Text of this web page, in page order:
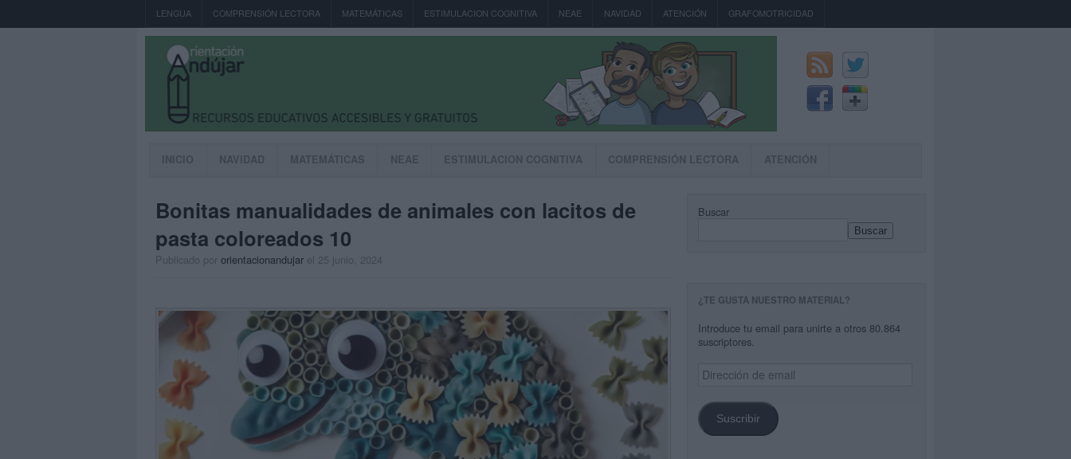
LENGUA COMPRENSIÓN LECTORA MATEMÁTICAS ESTIMULACION COGNITIVA NEAE NAVIDAD ATENCIÓN GRAFOMOTRICIDAD
INICIO NAVIDAD MATEMÁTICAS NEAE ESTIMULACION COGNITIVA COMPRENSIÓN LECTORA ATENCIÓN
Bonitas manualidades de animales con lacitos de
pasta coloreados 10
Publicado por orientacionandujar el 25 junio, 2024
Buscar
Buscar
¿TE GUSTA NUESTRO MATERIAL?
Introduce tu email para unirte a otros 80.864
suscriptores.
Dirección
de
Suscribir